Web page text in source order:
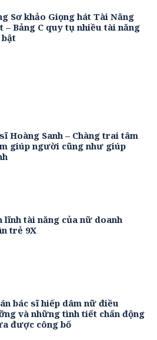
Sơ khảo Giọng hát Tài Năng
– Bảng C quy tụ nhiều tài năng
Hoàng Sanh – Chàng trai tâm
giúp người cũng như giúp
lĩnh tài năng của nữ doanh
trẻ 9X
bác sĩ hiếp dâm nữ điều
và những tình tiết chấn động
được công bố